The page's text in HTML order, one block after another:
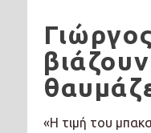
«Η τιμή του